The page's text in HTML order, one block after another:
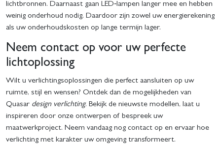
lichtbronnen. Daarnaast gaan LED‑lampen langer mee en hebben
weinig onderhoud nodig. Daardoor zijn zowel uw energierekening
als uw onderhoudskosten op lange termijn lager.
Neem contact op voor uw perfecte
lichtoplossing
Wilt u verlichtingsoplossingen die perfect aansluiten op uw
ruimte, stijl en wensen? Ontdek dan de mogelijkheden van
Quasar design verlichting. Bekijk de nieuwste modellen, laat u
inspireren door onze ontwerpen of bespreek uw
maatwerkproject. Neem vandaag nog contact op en ervaar hoe
verlichting met karakter uw omgeving transformeert.